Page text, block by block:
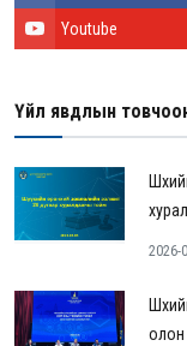
Youtube
Үйл явдлын
2026-
олон